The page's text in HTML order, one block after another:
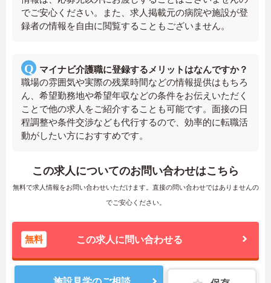
でご安心ください。また、求人掲載元の病院や施設が登
録者の情報を自由に閲覧することもございません。
マイナビ介護職に登録するメリットはなんですか？
職場の雰囲気や実際の残業時間などの情報提供はもちろ
ん、希望勤務地や希望年収などの条件をお伝えいただく
ことで他の求人をご紹介することも可能です。面接の日
程調整や条件交渉なども代行するので、効率的に転職活
動がしたい方におすすめです。
この求人についてのお問い合わせはこちら
無料で求人情報をお問い合わせいただけます。直接の問い合わせではありませんの
でご安心ください。
無料 この求人に問い合わせる